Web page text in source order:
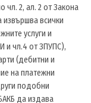
чл. 2, ал. 2 от Закона
извършва всички
услуги и
и чл.4 от ЗПУПС),
(дебитни и
на платежни
подобни
да издава